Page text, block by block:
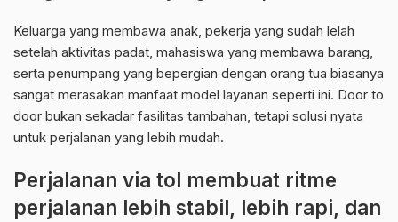
Keluarga yang membawa anak, pekerja yang sudah lelah
setelah aktivitas padat, mahasiswa yang membawa barang,
serta penumpang yang bepergian dengan orang tua biasanya
sangat merasakan manfaat model layanan seperti ini. Door to
door bukan sekadar fasilitas tambahan, tetapi solusi nyata
untuk perjalanan yang lebih mudah.
Perjalanan via tol membuat ritme
perjalanan lebih stabil, lebih rapi, dan